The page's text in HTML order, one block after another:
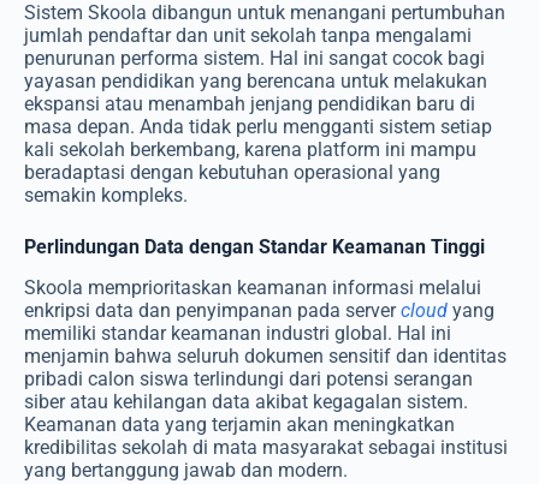
Sistem Skoola dibangun untuk menangani pertumbuhan
jumlah pendaftar dan unit sekolah tanpa mengalami
penurunan performa sistem. Hal ini sangat cocok bagi
yayasan pendidikan yang berencana untuk melakukan
ekspansi atau menambah jenjang pendidikan baru di
masa depan. Anda tidak perlu mengganti sistem setiap
kali sekolah berkembang, karena platform ini mampu
beradaptasi dengan kebutuhan operasional yang
semakin kompleks.
Perlindungan Data dengan Standar Keamanan Tinggi
Skoola memprioritaskan keamanan informasi melalui
enkripsi data dan penyimpanan pada servercloud yang
memiliki standar keamanan industri global. Hal ini
menjamin bahwa seluruh dokumen sensitif dan identitas
pribadi calon siswa terlindungi dari potensi serangan
siber atau kehilangan data akibat kegagalan sistem.
Keamanan data yang terjamin akan meningkatkan
kredibilitas sekolah di mata masyarakat sebagai institusi
yang bertanggung jawab dan modern.